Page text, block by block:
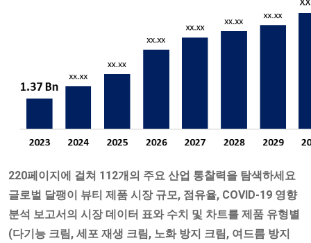
220페이지에 걸쳐 112개의 주요 산업 통찰력을 탐색하세요
글로벌 달팽이 뷰티 제품 시장 규모, 점유율, COVID-19 영향
분석 보고서의 시장 데이터 표와 수치 및 차트를 제품 유형별
(다기능 크림, 세포 재생 크림, 노화 방지 크림, 여드름 방지